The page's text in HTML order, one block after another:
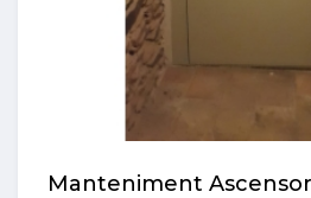
Manteniment